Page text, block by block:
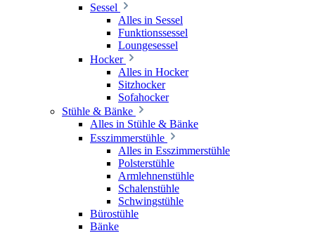
Sessel
Alles in Sessel
Funktionssessel
Loungesessel
Hocker
Alles in Hocker
Sitzhocker
Sofahocker
Stühle & Bänke
Alles in Stühle & Bänke
Esszimmerstühle
Alles in Esszimmerstühle
Polsterstühle
Armlehnenstühle
Schalenstühle
Schwingstühle
Bürostühle
Bänke